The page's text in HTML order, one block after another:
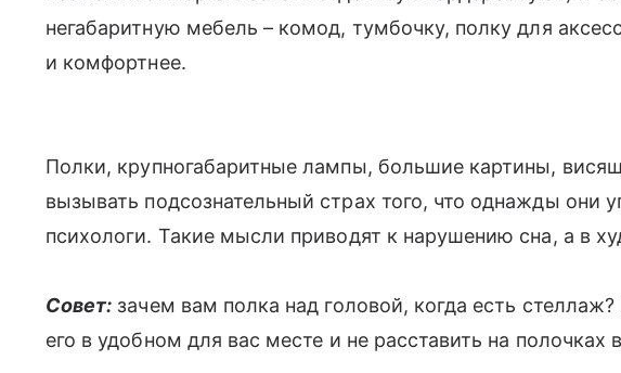
негабаритную мебель – комод, тумбочку, полку для
и комфортнее.
Полки, крупногабаритные лампы, большие картины,
вызывать подсознательный страх того, что однажды они
психологи. Такие мысли приводят к нарушению сна, а в
Совет: зачем вам полка над головой, когда есть
его в удобном для вас месте и не расставить на полочках